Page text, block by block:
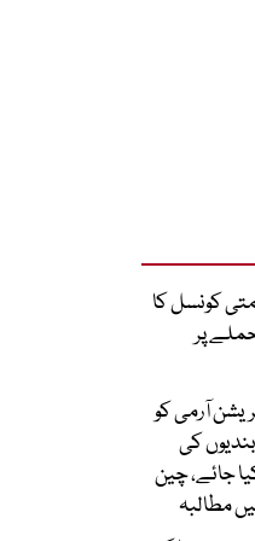
کونسل کا
پر
آرمی کو
کی
جائے، چین
مطالبہ